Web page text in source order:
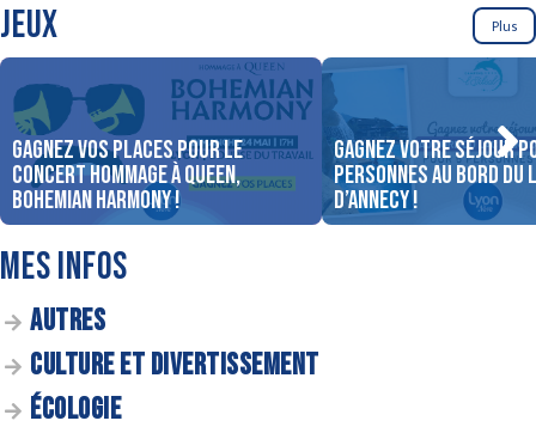
JEUX Plus
Gagnez vos places pour le
concert Hommage à Queen,
Bohemian Harmony !
Gagnez votre séjour
personnes au bord du
d’Annecy !
MES INFOS
AUTRES
CULTURE ET DIVERTISSEMENT
ÉCOLOGIE